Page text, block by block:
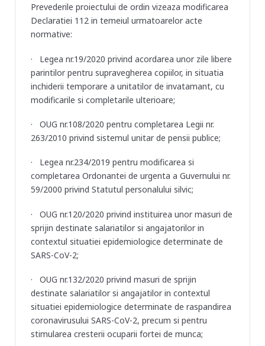
Prevederile proiectului de ordin vizeaza modificarea
Declaratiei 112 in temeiul urmatoarelor acte
normative:
· Legea nr.19/2020 privind acordarea unor zile libere
parintilor pentru supravegherea copiilor, in situatia
inchiderii temporare a unitatilor de invatamant, cu
modificarile si completarile ulterioare;
· OUG nr.108/2020 pentru completarea Legii nr.
263/2010 privind sistemul unitar de pensii publice;
· Legea nr.234/2019 pentru modificarea si
completarea Ordonantei de urgenta a Guvernului nr.
59/2000 privind Statutul personalului silvic;
· OUG nr.120/2020 privind instituirea unor masuri de
sprijin destinate salariatilor si angajatorilor in
contextul situatiei epidemiologice determinate de
SARS-CoV-2;
· OUG nr.132/2020 privind masuri de sprijin
destinate salariatilor si angajatilor in contextul
situatiei epidemiologice determinate de raspandirea
coronavirusului SARS-CoV-2, precum si pentru
stimularea cresterii ocuparii fortei de munca;